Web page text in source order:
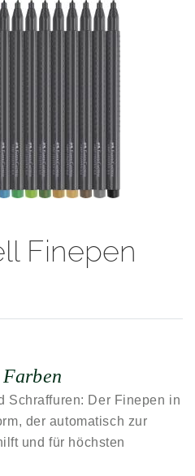
Finepen
Schraffuren: Der Finepen in
der automatisch zur
und für höchsten